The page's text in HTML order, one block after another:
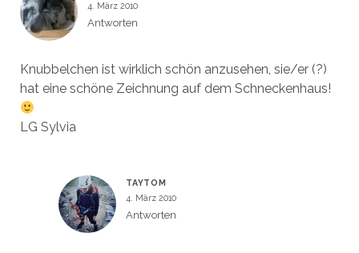
4. März 2010
Antworten
Knubbelchen ist wirklich schön anzusehen, sie/er (?)
hat eine schöne Zeichnung auf dem Schneckenhaus!
LG Sylvia
TAYTOM
4. März 2010
Antworten